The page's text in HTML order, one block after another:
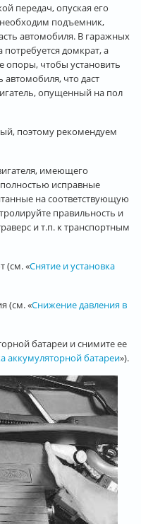
передач, опуская его
необходим подъемник,
автомобиля. В гаражных
домкрат, а
опоры, чтобы установить
что даст
опущенный на пол
поэтому рекомендуем
имеющего
исправные
на соответствующую
правильность и
и т.п. к транспортным
(см. «Снятие и установка
(см. «Снижение давления в
батареи и снимите ее
аккумуляторной батареи»).